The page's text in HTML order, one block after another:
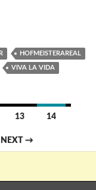
HOFMEISTERAREAL
VIVA LA VIDA
13 14
NEXT →